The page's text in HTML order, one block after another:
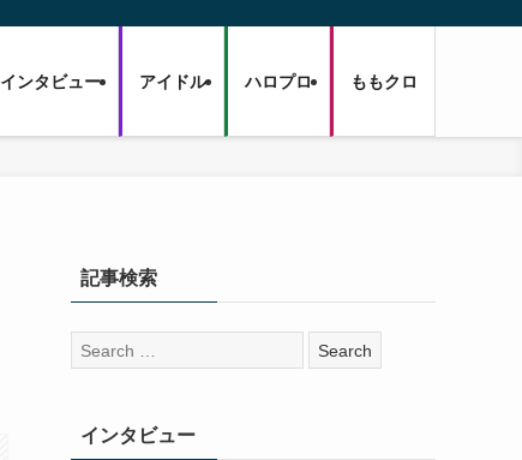
インタビュー アイドル ハロプロ ももクロ
記事検索
検
索:
インタビュー